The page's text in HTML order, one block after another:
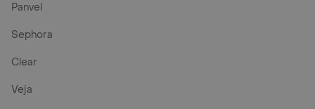
Panvel
Sephora
Clear
Veja